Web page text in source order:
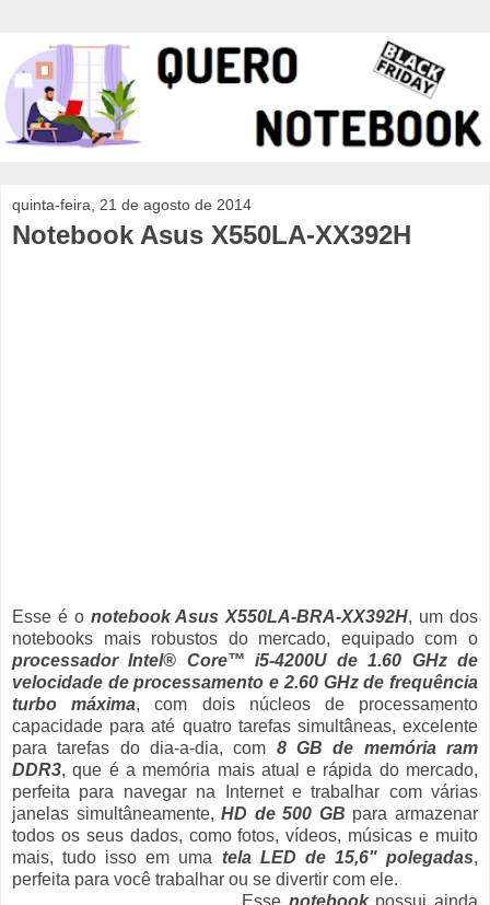
quinta-feira, 21 de agosto de 2014
Notebook Asus X550LA-XX392H
Esse é o notebook Asus X550LA-BRA-XX392H, um dos
notebooks mais robustos do mercado, equipado com o
processador Intel® Core™ i5-4200U de 1.60 GHz de
velocidade de processamento e 2.60 GHz de frequência
turbo máxima, com dois núcleos de processamento
capacidade para até quatro tarefas simultâneas, excelente
para tarefas do dia-a-dia, com 8 GB de memória ram
DDR3, que é a memória mais atual e rápida do mercado,
perfeita para navegar na Internet e trabalhar com várias
janelas simultâneamente,HD de 500 GB para armazenar
todos os seus dados, como fotos, vídeos, músicas e muito
mais, tudo isso em uma tela LED de 15,6" polegadas,
perfeita para você trabalhar ou se divertir com ele.